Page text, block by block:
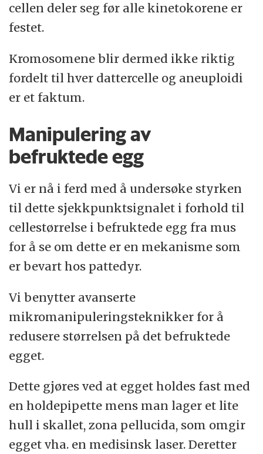
cellen deler seg før alle kinetokorene er
festet.
Kromosomene blir dermed ikke riktig
fordelt til hver dattercelle og aneuploidi
er et faktum.
Manipulering av
befruktede egg
Vi er nå i ferd med å undersøke styrken
til dette sjekkpunktsignalet i forhold til
cellestørrelse i befruktede egg fra mus
for å se om dette er en mekanisme som
er bevart hos pattedyr.
Vi benytter avanserte
mikromanipuleringsteknikker for å
redusere størrelsen på det befruktede
egget.
Dette gjøres ved at egget holdes fast med
en holdepipette mens man lager et lite
hull i skallet, zona pellucida, som omgir
egget vha. en medisinsk laser. Deretter